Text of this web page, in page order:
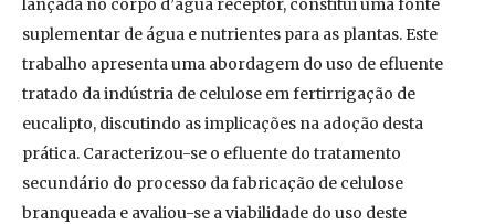
lançada no corpo d’água receptor, constitui uma fonte
suplementar de água e nutrientes para as plantas. Este
trabalho apresenta uma abordagem do uso de efluente
tratado da indústria de celulose em fertirrigação de
eucalipto, discutindo as implicações na adoção desta
prática. Caracterizou-se o efluente do tratamento
secundário do processo da fabricação de celulose
branqueada e avaliou-se a viabilidade do uso deste